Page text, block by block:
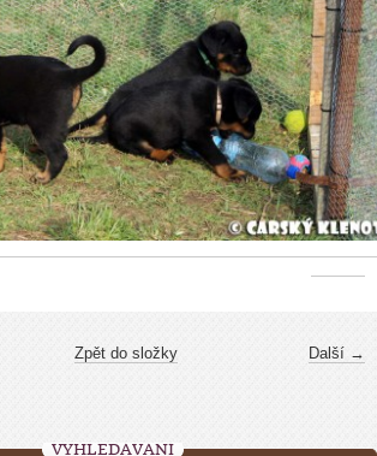
Další →
Zpět do složky
VYHLEDÁVÁNÍ